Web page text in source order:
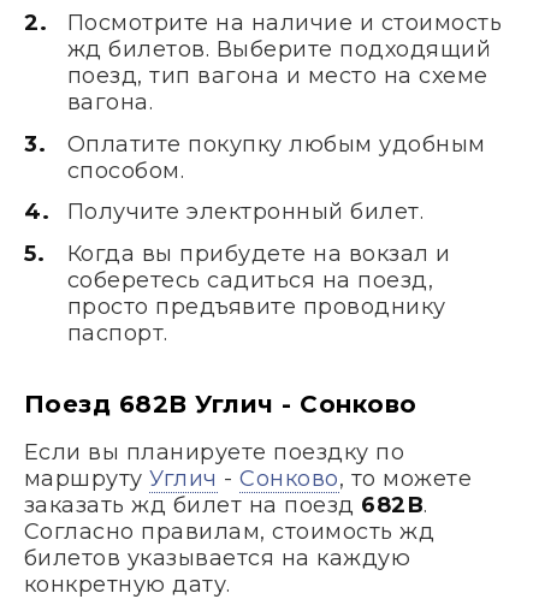
Посмотрите на наличие и стоимость
жд билетов. Выберите подходящий
поезд, тип вагона и место на схеме
вагона.
Оплатите покупку любым удобным
способом.
Получите электронный билет.
Когда вы прибудете на вокзал и
соберетесь садиться на поезд,
просто предъявите проводнику
паспорт.
Поезд 682В Углич - Сонково
Если вы планируете поездку по
маршрутуУглич -Сонково, то можете
заказать жд билет на поезд 682В.
Согласно правилам, стоимость жд
билетов указывается на каждую
конкретную дату.